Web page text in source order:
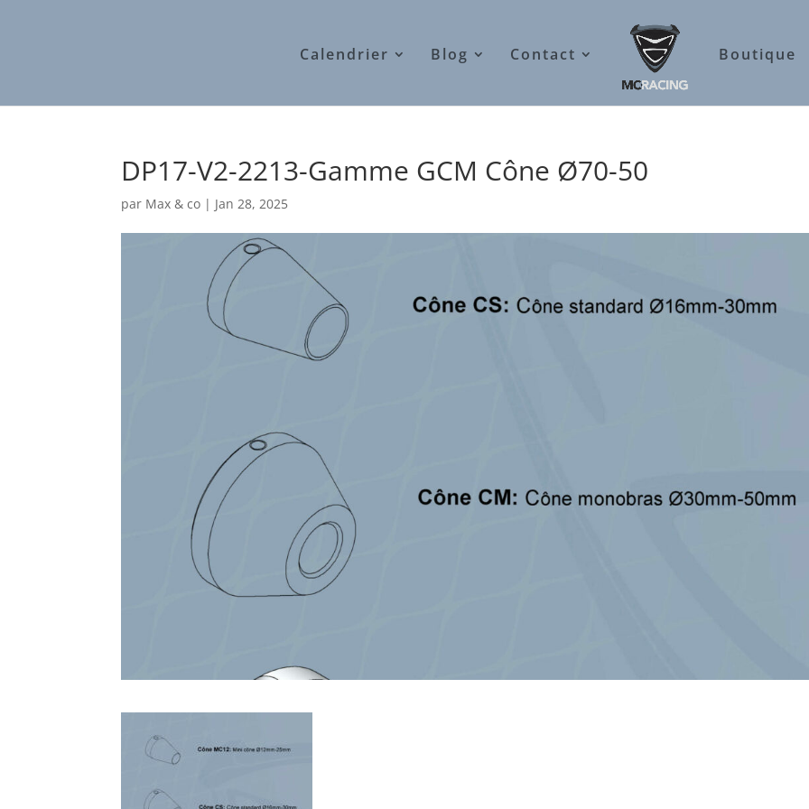
Calendrier Blog Contact Boutique
DP17-V2-2213-Gamme GCM Cône Ø70-50
par Max & co | Jan 28, 2025